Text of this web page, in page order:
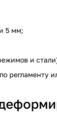
5 мм;
и
регламенту